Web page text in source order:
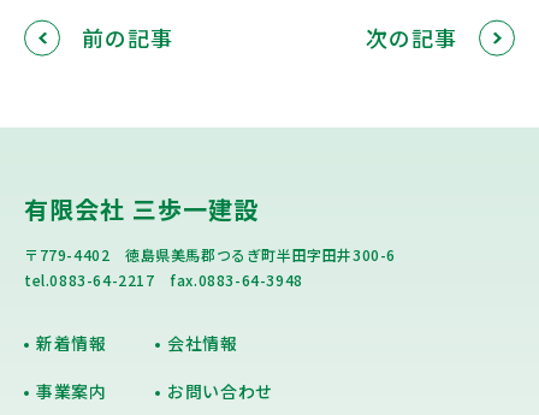
前の記事 次の記事
有限会社 三歩一建設
〒779-4402 徳島県美馬郡つるぎ町半田字田井300-6
tel.0883-64-2217 fax.0883-64-3948
新着情報
事業案内
会社情報
お問い合わせ